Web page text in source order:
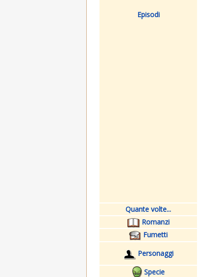
Episodi
Quante volte...
Romanzi
Fumetti
Personaggi
Specie